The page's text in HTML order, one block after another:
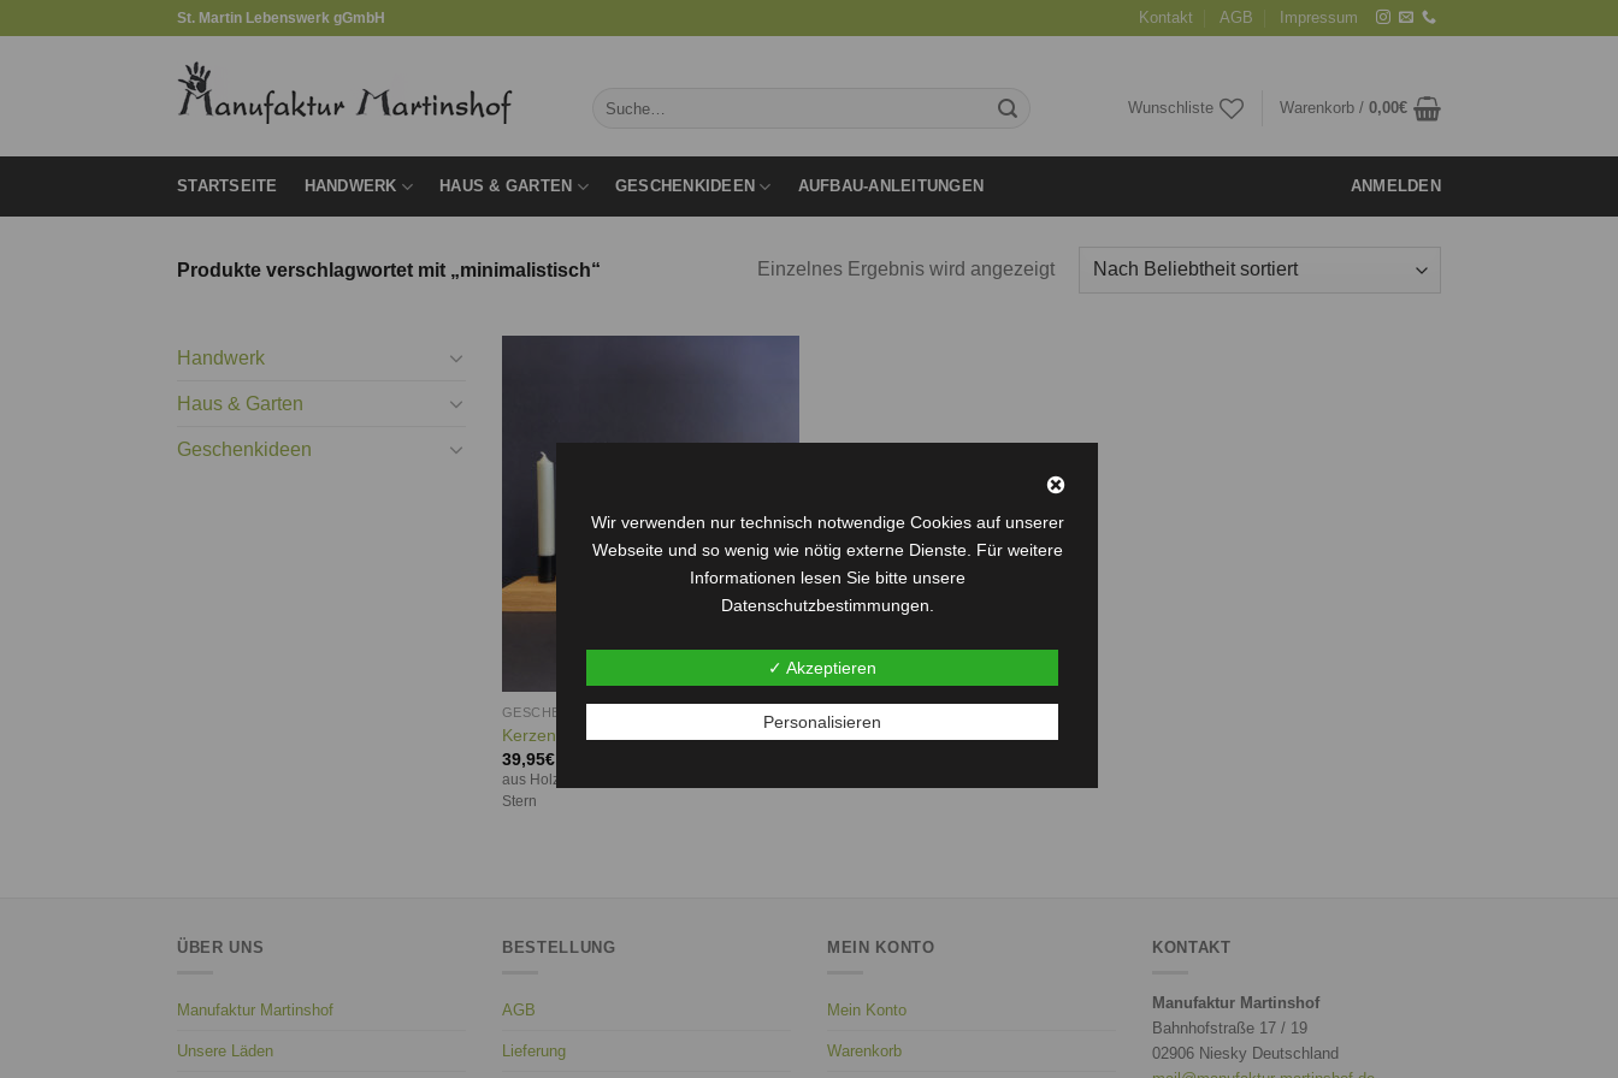
St. Martin Lebenswerk gGmbH Kontakt AGB Impressum
Wunschliste Warenkorb / 0,00€
STARTSEITE HANDWERK HAUS & GARTEN GESCHENKIDEEN AUFBAU-ANLEITUNGEN ANMELDEN
Produkte verschlagwortet mit „minimalistisch“ Einzelnes Ergebnis wird angezeigt
Handwerk
Haus & Garten
Geschenkideen
GESCHENKIDEEN
Kerzenständer 5-teilig
39,95€
aus Holz und Beton – modernes Design mit
Stern
ÜBER UNS
Manufaktur Martinshof
Unsere Läden
BESTELLUNG
AGB
Lieferung
MEIN KONTO
Mein Konto
Warenkorb
KONTAKT
Manufaktur Martinshof
Bahnhofstraße 17 / 19
02906 Niesky Deutschland
Wir verwenden nur technisch notwendige Cookies auf unserer
Webseite und so wenig wie nötig externe Dienste. Für weitere
Informationen lesen Sie bitte unsere
Datenschutzbestimmungen.
✓ Akzeptieren
Personalisieren